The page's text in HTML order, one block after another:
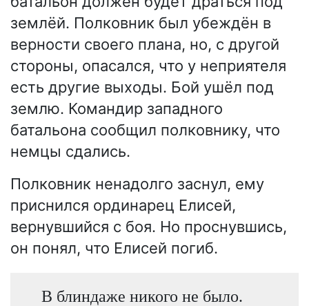
землёй. Полковник был убеждён в
верности своего плана, но, с другой
стороны, опасался, что у неприятеля
есть другие выходы. Бой ушёл под
землю. Командир западного
батальона сообщил полковнику, что
немцы сдались.
Полковник ненадолго заснул, ему
приснился ординарец Елисей,
вернувшийся с боя. Но проснувшись,
он понял, что Елисей погиб.
В блиндаже никого не было.